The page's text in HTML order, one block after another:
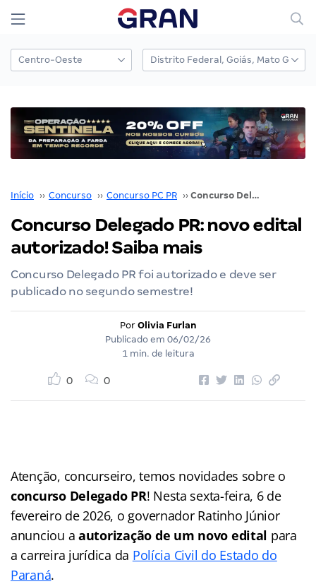
Início ›› Concurso ›› Concurso PC PR ›› Concurso Delegado PR: novo edital autorizado! Saiba mais
Concurso Delegado PR: novo edital
autorizado! Saiba mais
Concurso Delegado PR foi autorizado e deve ser
publicado no segundo semestre!
Por Olivia Furlan
Publicado em 06/02/26
1 min. de leitura
0 0
Atenção, concurseiro, temos novidades sobre o
concurso Delegado PR! Nesta sexta-feira, 6 de
fevereiro de 2026, o governador Ratinho Júnior
anunciou aautorização de um novo edital para
a carreira jurídica da Polícia Civil do Estado do
Paraná.